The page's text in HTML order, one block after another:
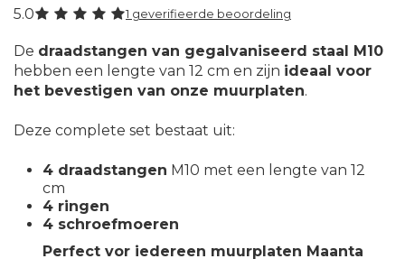
5.0 1 geverifieerde beoordeling
De draadstangen van gegalvaniseerd staal M10
hebben een lengte van 12 cm en zijn ideaal voor
het bevestigen van onze muurplaten.
Deze complete set bestaat uit:
4 draadstangen M10 met een lengte van 12
cm
4 ringen
4 schroefmoeren
Perfect vor iedereen muurplaten Maanta